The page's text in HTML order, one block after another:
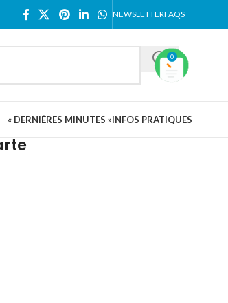
NEWSLETTERFAQS
0
« DERNIÈRES MINUTES »INFOS PRATIQUES